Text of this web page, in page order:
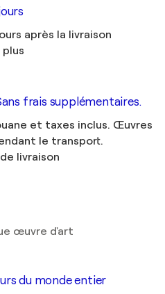
après la livraison
plus
frais supplémentaires.
et taxes inclus. Œuvres
le transport.
livraison
œuvre d'art
du monde entier